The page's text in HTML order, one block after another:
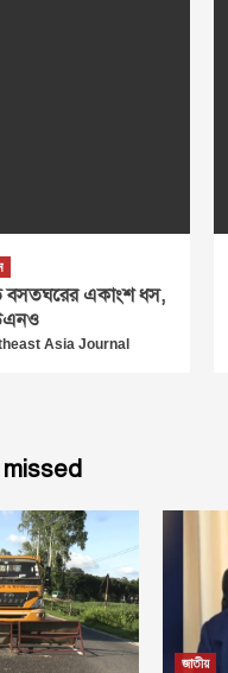
বসতঘরের একাংশ ধস,
Asia Journal
জাতীয়